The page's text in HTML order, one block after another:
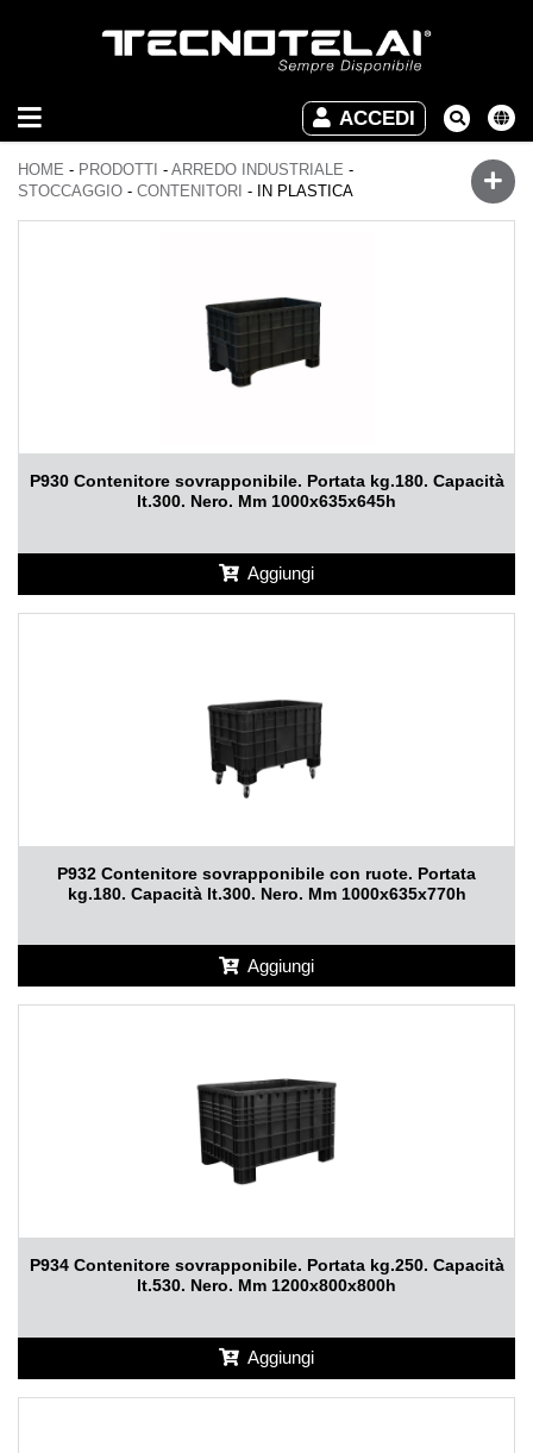
ACCEDI
INDUSTRIALE
ARREDO
UFFICIO
HOME - PRODOTTI - ARREDO INDUSTRIALE -
STOCCAGGIO - CONTENITORI - IN PLASTICA
P930 Contenitore sovrapponibile. Portata kg.180. Capacità
lt.300. Nero. Mm 1000x635x645h
Aggiungi
P932 Contenitore sovrapponibile con ruote. Portata
kg.180. Capacità lt.300. Nero. Mm 1000x635x770h
Aggiungi
P934 Contenitore sovrapponibile. Portata kg.250. Capacità
lt.530. Nero. Mm 1200x800x800h
Aggiungi